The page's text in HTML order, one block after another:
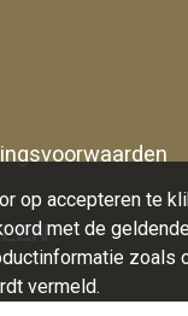
op accepteren te
met de
zoals
vermeld.